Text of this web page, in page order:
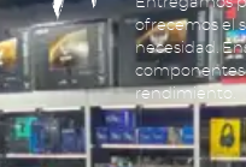
ofrecemos el
necesidad.
componentes
rendimiento.